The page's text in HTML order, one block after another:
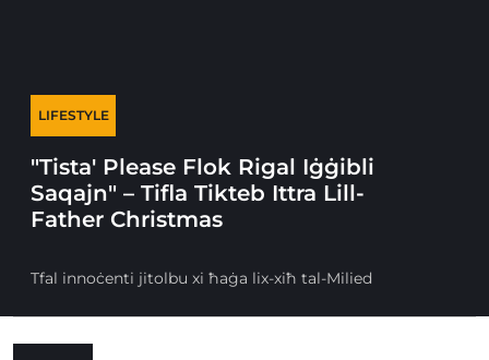
LIFESTYLE
"Tista' Please Flok Rigal Iġġibli
Saqajn" – Tifla Tikteb Ittra Lill-
Father Christmas
Tfal innoċenti jitolbu xi ħaġa lix-xiħ tal-Milied